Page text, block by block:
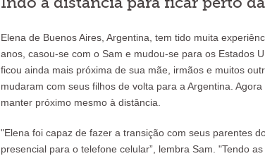
Elena de Buenos Aires, Argentina, tem tido muita
anos, casou-se com o Sam e mudou-se para os Estados
ficou ainda mais próxima de sua mãe, irmãos e muitos
mudaram com seus filhos de volta para a Argentina.
manter próximo mesmo à distância.
"Elena foi capaz de fazer a transição com seus parentes
presencial para o telefone celular”, lembra Sam. "Tendo as